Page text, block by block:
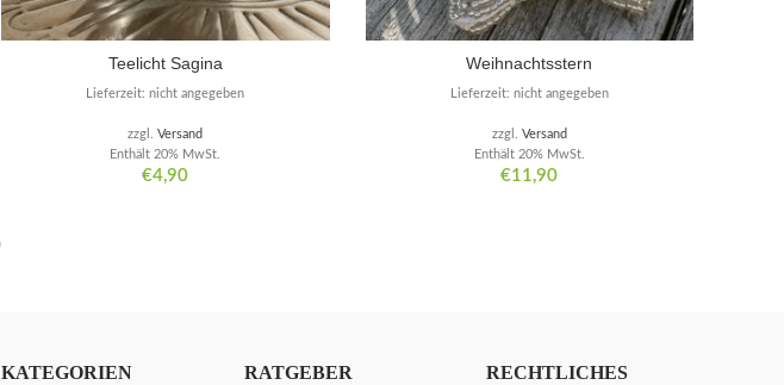
Teelicht Sagina
€4,90
Enthält 20% MwSt.
zzgl.Versand
Lieferzeit: nicht angegeben
Weihnachtsstern
€11,90
Enthält 20% MwSt.
zzgl. Versand
Lieferzeit: nicht angegeben
KATEGORIEN RATGEBER RECHTLICHES